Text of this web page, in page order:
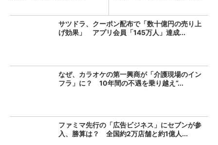
サツドラ、クーポン配布で「数十億円の売り上
げ効果」 アプリ会員「145万人」達成...
なぜ、カラオケの第一興商が「介護現場のイン
フラ」に？ 10年間の不遇を乗り越え“...
ファミマ先行の「広告ビジネス」にセブンが参
入、勝算は？ 全国約2万店舗と約1億人...